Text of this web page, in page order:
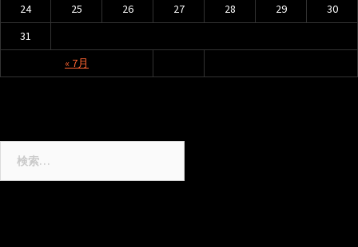
« 7月
24
25 26 27 28 29
30
31